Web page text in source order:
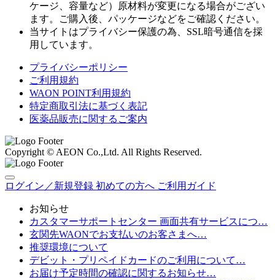
ケージ、容量など）原材料が変更になる場合がござい
ます。ご購入後、パッケージなどをご確認ください。
当サイトはプライバシー保護の為、SSL暗号通信を採
用しています。
プライバシーポリシー
ご利用規約
WAON POINT利用規約
特定商取引法に基づく表記
医薬品販売に関するご案内
Copyright © AEON Co.,Ltd. All Rights Reserved.
ログイン／新規登録 初めての方へ ご利用ガイド
お知らせ
カスタマーサポートセンター 画面共有サービスにつ…
玄関先WAONでお支払いのお客さまへ…
推奨環境について
デビット・プリペイドカードのご利用について…
お届け予定時間の確認に関するお知らせ…